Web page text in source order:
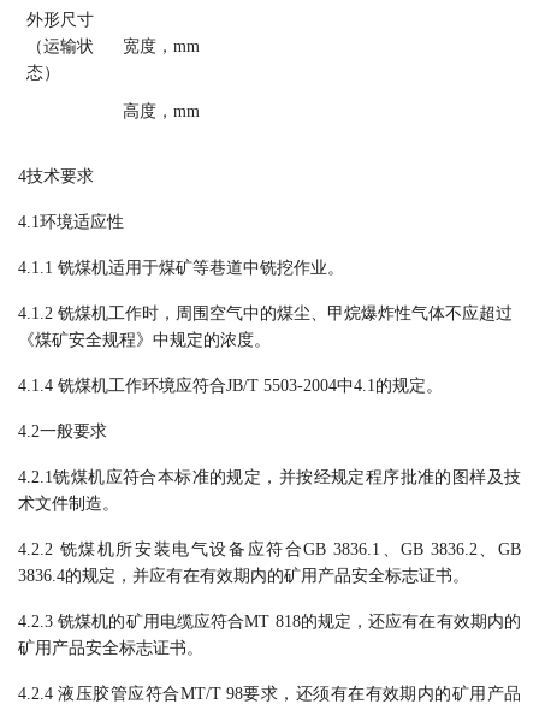
外形尺寸
（运输状
态）
宽度， mm
高度， mm
4技术要求
4.1环境适应性
4.1.1 铣煤机适用于煤矿等巷道中铣挖作业。
4.1.2 铣煤机工作时，周围空气中的煤尘、甲烷爆炸性气体不应超过
《煤矿安全规程》中规定的浓度。
4.1.4 铣煤机工作环境应符合JB/T 5503-2004中4.1的规定。
4.2一般要求
4.2.1铣煤机应符合本标准的规定，并按经规定程序批准的图样及技
术文件制造。
4.2.2 铣煤机所安装电气设备应符合GB 3836.1 、GB 3836.2、GB
3836.4的规定，并应有在有效期内的矿用产品安全标志证书。
4.2.3 铣煤机的矿用电缆应符合MT 818的规定，还应有在有效期内的
矿用产品安全标志证书。
4.2.4 液压胶管应符合MT/T 98要求，还须有在有效期内的矿用产品